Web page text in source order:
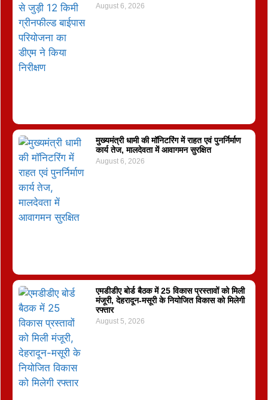
August 6, 2026
मुख्यमंत्री धामी की मॉनिटरिंग में राहत एवं पुनर्निर्माण
कार्य तेज, मालदेवता में आवागमन सुरक्षित
August 6, 2026
एमडीडीए बोर्ड बैठक में 25 विकास प्रस्तावों को मिली
मंजूरी, देहरादून-मसूरी के नियोजित विकास को मिलेगी
रफ्तार
August 5, 2026